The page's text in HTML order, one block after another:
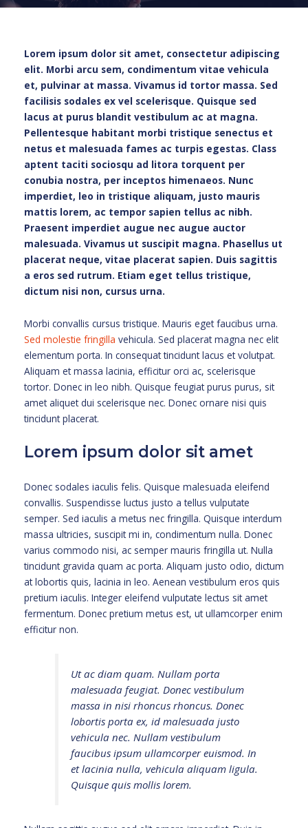
Lorem ipsum dolor sit amet, consectetur adipiscing
elit. Morbi arcu sem, condimentum vitae vehicula
et, pulvinar at massa. Vivamus id tortor massa. Sed
facilisis sodales ex vel scelerisque. Quisque sed
lacus at purus blandit vestibulum ac at magna.
Pellentesque habitant morbi tristique senectus et
netus et malesuada fames ac turpis egestas. Class
aptent taciti sociosqu ad litora torquent per
conubia nostra, per inceptos himenaeos. Nunc
imperdiet, leo in tristique aliquam, justo mauris
mattis lorem, ac tempor sapien tellus ac nibh.
Praesent imperdiet augue nec augue auctor
malesuada. Vivamus ut suscipit magna. Phasellus ut
placerat neque, vitae placerat sapien. Duis sagittis
a eros sed rutrum. Etiam eget tellus tristique,
dictum nisi non, cursus urna.
Morbi convallis cursus tristique. Mauris eget faucibus urna.
Sed molestie fringilla vehicula. Sed placerat magna nec elit
elementum porta. In consequat tincidunt lacus et volutpat.
Aliquam et massa lacinia, efficitur orci ac, scelerisque
tortor. Donec in leo nibh. Quisque feugiat purus purus, sit
amet aliquet dui scelerisque nec. Donec ornare nisi quis
tincidunt placerat.
Lorem ipsum dolor sit amet
Donec sodales iaculis felis. Quisque malesuada eleifend
convallis. Suspendisse luctus justo a tellus vulputate
semper. Sed iaculis a metus nec fringilla. Quisque interdum
massa ultricies, suscipit mi in, condimentum nulla. Donec
varius commodo nisi, ac semper mauris fringilla ut. Nulla
tincidunt gravida quam ac porta. Aliquam justo odio, dictum
at lobortis quis, lacinia in leo. Aenean vestibulum eros quis
pretium iaculis. Integer eleifend vulputate lectus sit amet
fermentum. Donec pretium metus est, ut ullamcorper enim
efficitur non.
Ut ac diam quam. Nullam porta
malesuada feugiat. Donec vestibulum
massa in nisi rhoncus rhoncus. Donec
lobortis porta ex, id malesuada justo
vehicula nec. Nullam vestibulum
faucibus ipsum ullamcorper euismod. In
et lacinia nulla, vehicula aliquam ligula.
Quisque quis mollis lorem.